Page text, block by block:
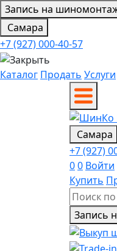
Запись на
Самара
+7 (927) 000-40-57
Каталог Продать Услуги
Самара
+7 (927)
00 Войти
Купить
Запись